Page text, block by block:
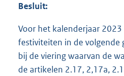
Besluit:
Voor het kalenderjaar
festiviteiten in de volgende
bij de viering waarvan de
de artikelen 2.17, 2,17a,